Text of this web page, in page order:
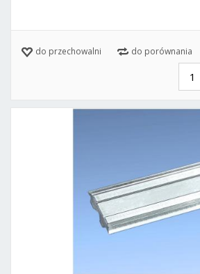
do przechowalni do porównania